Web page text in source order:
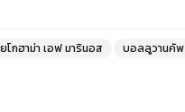
โกฮาม่า เอฟ มารินอส บอลลูวานคัพ